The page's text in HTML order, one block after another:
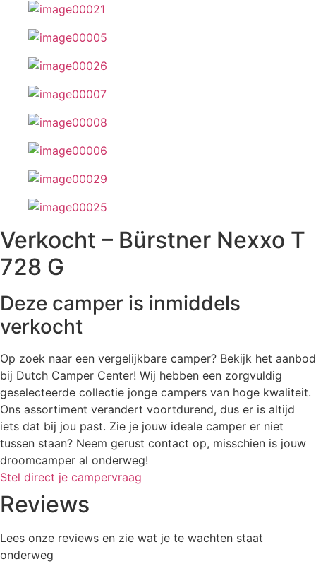
Verkocht – Bürstner Nexxo T
728 G
Deze camper is inmiddels
verkocht
Op zoek naar een vergelijkbare camper? Bekijk het aanbod
bij Dutch Camper Center! Wij hebben een zorgvuldig
geselecteerde collectie jonge campers van hoge kwaliteit.
Ons assortiment verandert voortdurend, dus er is altijd
iets dat bij jou past. Zie je jouw ideale camper er niet
tussen staan? Neem gerust contact op, misschien is jouw
droomcamper al onderweg!
Stel direct je campervraag
Reviews
Lees onze reviews en zie wat je te wachten staat
onderweg